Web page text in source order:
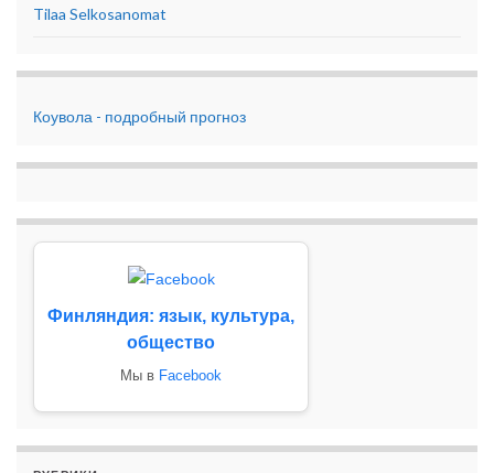
Tilaa Selkosanomat
Коувола - подробный прогноз
Финляндия: язык, культура,
общество
Мы в Facebook